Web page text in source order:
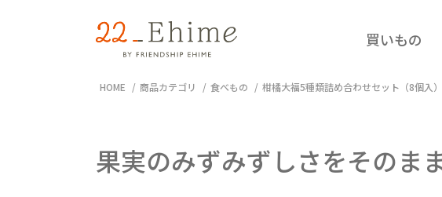
買いもの
HOME 商品カテゴリ 食べもの 柑橘大福5種類詰め合わせセット（8個入）
果実のみずみずしさをそのま